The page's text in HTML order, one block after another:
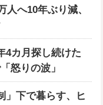
人へ10年ぶり減、
4カ月探し続けた
怒りの波」
」下で暮らす、ヒ